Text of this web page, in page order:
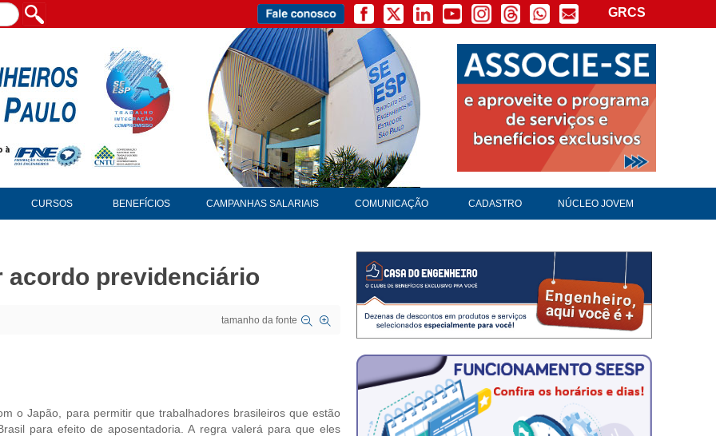
GRCS
CURSOS BENEFÍCIOS CAMPANHAS SALARIAIS COMUNICAÇÃO CADASTRO NÚCLEO JOVEM
acordo previdenciário
tamanho da fonte
Japão, para permitir que trabalhadores brasileiros que estão
para efeito de aposentadoria. A regra valerá para que eles